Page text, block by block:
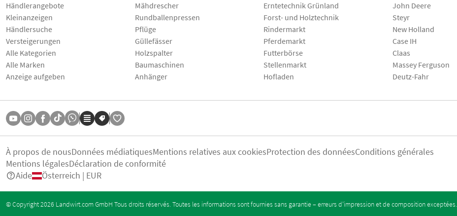
Händlerangebote
Kleinanzeigen
Händlersuche
Versteigerungen
Alle Kategorien
Alle Marken
Anzeige aufgeben
Mähdrescher
Rundballenpressen
Pflüge
Güllefässer
Holzspalter
Baumaschinen
Anhänger
Erntetechnik Grünland
Forst- und Holztechnik
Rindermarkt
Pferdemarkt
Futterbörse
Stellenmarkt
Hofladen
John Deere
Steyr
New Holland
Case IH
Claas
Massey Ferguson
Deutz-Fahr
À propos de nousDonnées médiatiquesMentions relatives aux cookiesProtection des donnéesConditions générales
Mentions légalesDéclaration de conformité
Aide
Österreich | EUR
© Copyright 2026 Landwirt.com GmbH Tous droits réservés. Toutes les informations sont fournies sans garantie – erreurs d’impression et de composition exceptées.